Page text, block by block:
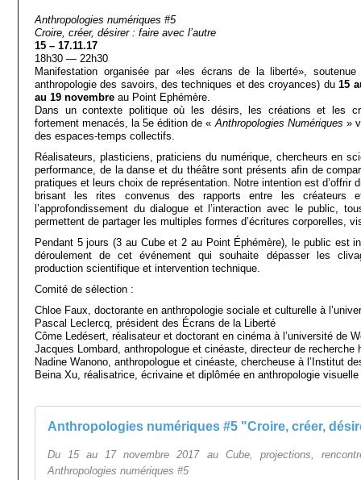
Anthropologies numériques #5
Croire, créer, désirer : faire avec l’autre
15 – 17.11.17
18h30 — 22h30
Manifestation organisée par «les écrans de la liberté»,
anthropologie des savoirs, des techniques et des croyances) du15
au 19 novembre au Point Ephémère.
Dans un contexte politique où les désirs, les créations et les
fortement menacés, la 5e édition de «Anthropologies Numériques »
des espaces-temps collectifs.
Réalisateurs, plasticiens, praticiens du numérique, chercheurs en
performance, de la danse et du théâtre sont présents afin de
pratiques et leurs choix de représentation. Notre intention est
brisant les rites convenus des rapports entre les créateurs
l’approfondissement du dialogue et l’interaction avec le public,
permettent de partager les multiples formes d’écritures corporelles,
Pendant 5 jours (3 au Cube et 2 au Point Éphémère), le public est
déroulement de cet événement qui souhaite dépasser les
production scientifique et intervention technique.
Comité de sélection :
Chloe Faux, doctorante en anthropologie sociale et culturelle à
Pascal Leclercq, président des Écrans de la Liberté
Côme Ledésert, réalisateur et doctorant en cinéma à l’université de
Jacques Lombard, anthropologue et cinéaste, directeur de recherche
Nadine Wanono, anthropologue et cinéaste, chercheuse à l’Institut
Beina Xu, réalisatrice, écrivaine et diplômée en anthropologie
Anthropologies numériques #5 "Croire, créer,
Du 15 au 17 novembre 2017 au Cube, projections,
Anthropologies numériques #5